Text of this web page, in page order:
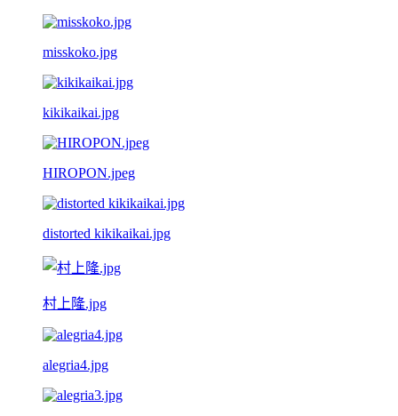
misskoko.jpg
kikikaikai.jpg
HIROPON.jpeg
distorted kikikaikai.jpg
村上隆.jpg
alegria4.jpg